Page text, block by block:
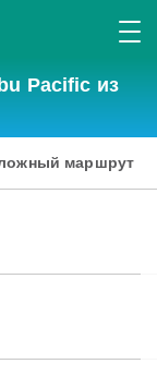
Pacific из
маршрут